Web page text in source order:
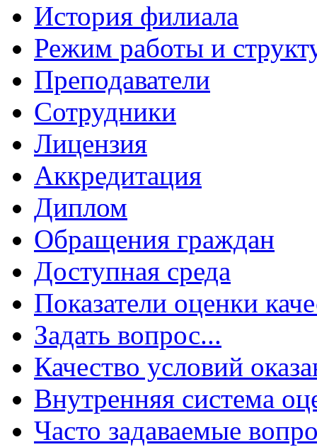
История филиала
Режим работы и
Преподаватели
Сотрудники
Лицензия
Аккредитация
Диплом
Обращения граждан
Доступная среда
Показатели оценки
Задать вопрос...
Качество условий
Внутренняя система
Часто задаваемые